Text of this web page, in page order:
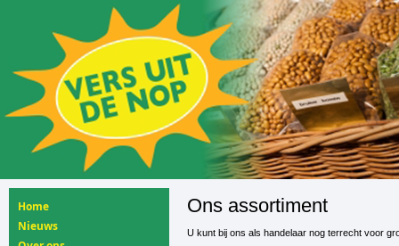
Home
Nieuws
Ons assortiment
U kunt bij ons als handelaar nog terrecht voor